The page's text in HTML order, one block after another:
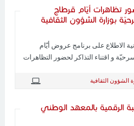
تظاهرات أيّام قرطاج
بوزارة الشؤون الثقافية
الاطلاع على برنامج عروض أيّام
و اقتناء التذاكر لحضور التظاهرات
الشؤون الثقافية
الرقمية بالمعهد الوطني